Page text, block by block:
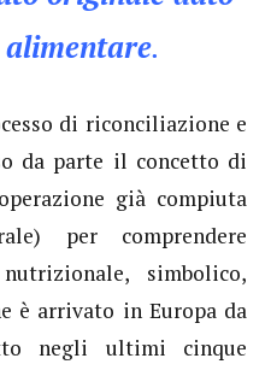
.
di riconciliazione e
da parte il concetto di
già compiuta
per comprendere
simbolico,
è arrivato in Europa da
negli ultimi cinque